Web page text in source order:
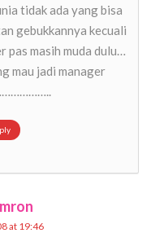
tidak ada yang bisa
gebukkannya kecuali
pas masih muda dulu…
mau jadi manager
at 19:46